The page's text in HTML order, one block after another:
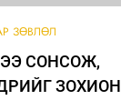
ЗӨВЛӨЛ
СОНСОЖ,
ЗОХИОН